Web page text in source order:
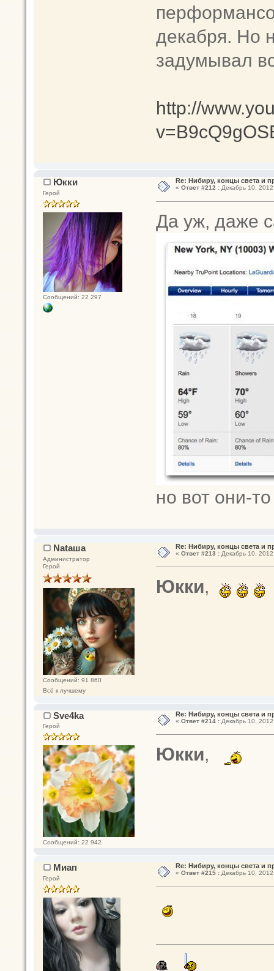
декабря. Но
задумывал
http://
Юкки
Герой
Сообщений: 22 297
Re: Нибиру, концы света и
« Ответ #212 :Декабрь 10,
Да уж, даже
но вот они-
Nataшa
Администратор
Герой
Сообщений: 91 860
Всё к лучшему
Re: Нибиру, концы света и
« Ответ #213 :Декабрь 10,
Юкки,
Sve4ka
Герой
Сообщений: 22 942
Re: Нибиру, концы света и
« Ответ #214 :Декабрь 10,
Юкки,
Миап
Герой
Re: Нибиру, концы света и
« Ответ #215 :Декабрь 10,